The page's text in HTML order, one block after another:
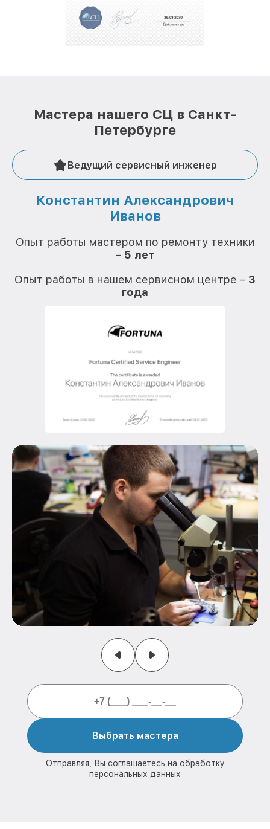
За годы своей деятельности мы получали только
положительные отзывы и обрели отличную
стараемся каждый день делать наш сервис еще
Мастера нашего СЦ в Санкт-
Петербурге
Ведущий сервисный инженер
Константин Александрович
Иванов
Опыт работы мастером по ремонту техники
– 5 лет
Опыт работы в нашем сервисном центре – 3
года
Выбрать мастера
Отправляя, Вы соглашаетесь на обработку
персональных данных